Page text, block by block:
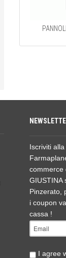
Iscriviti
commerce
GIUSTINA
Pinzerato,
i coupon
cassa !
I agree